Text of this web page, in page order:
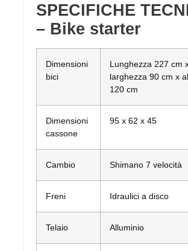
SPECIFICHE
– Bike starter
Dimensioni
bici
Lunghezza 227 cm
larghezza 90 cm x
120 cm
Dimensioni
cassone
95 x 62 x 45
Cambio Shimano 7 velocità
Freni Idraulici a disco
Telaio Alluminio